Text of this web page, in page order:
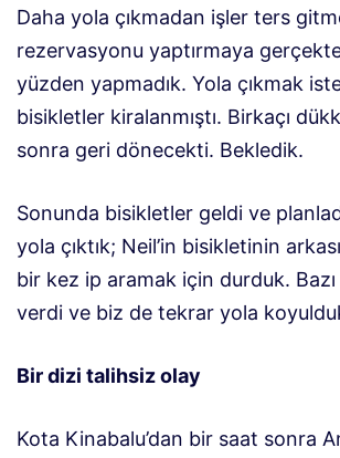
Daha yola çıkmadan işler ters
rezervasyonu yaptırmaya
yüzden yapmadık. Yola çıkmak
bisikletler kiralanmıştı. Birkaçı
sonra geri dönecekti. Bekledik.
Sonunda bisikletler geldi ve
yola çıktık; Neil’in bisikletinin
bir kez ip aramak için durduk.
verdi ve biz de tekrar yola
Bir dizi talihsiz olay
Kota Kinabalu’dan bir saat sonra